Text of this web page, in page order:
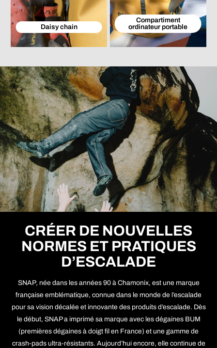
Daisy chain
Compartiment
ordinateur portable
CRÉER DE NOUVELLES
NORMES ET PRATIQUES
D’ESCALADE
SNAP, née dans les années 90 à Chamonix, est une marque
française emblématique, connue dans le monde de l’escalade
pour sa vision décalée et innovante des produits d’escalade. Dès
le début, SNAP a imprimé sa marque avec les dégaines BUM
(premières dégaines à doigt fil en France) et une gamme de
crash-pads ultra-résistants. Aujourd’hui encore, elle continue de